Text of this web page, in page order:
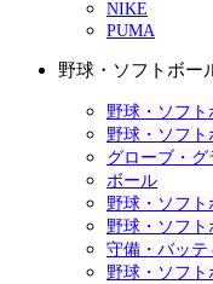
NIKE
PUMA
野球・ソフトボー
野球・ソフト
野球・ソフト
グローブ・グ
ボール
野球・ソフト
野球・ソフト
守備・バッテ
野球・ソフト